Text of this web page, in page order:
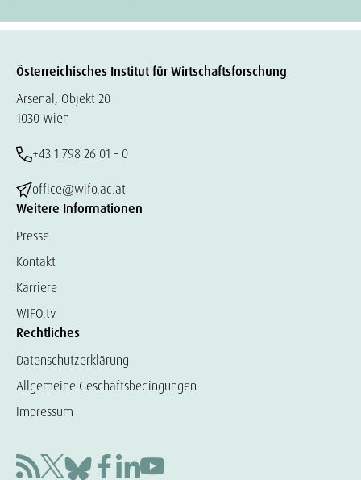
Österreichisches Institut für Wirtschaftsforschung
Arsenal, Objekt 20
1030 Wien
+43 1 798 26 01 – 0
office@wifo.ac.at
Weitere Informationen
Presse
Kontakt
Karriere
WIFO.tv
Rechtliches
Datenschutzerklärung
Allgemeine Geschäftsbedingungen
Impressum